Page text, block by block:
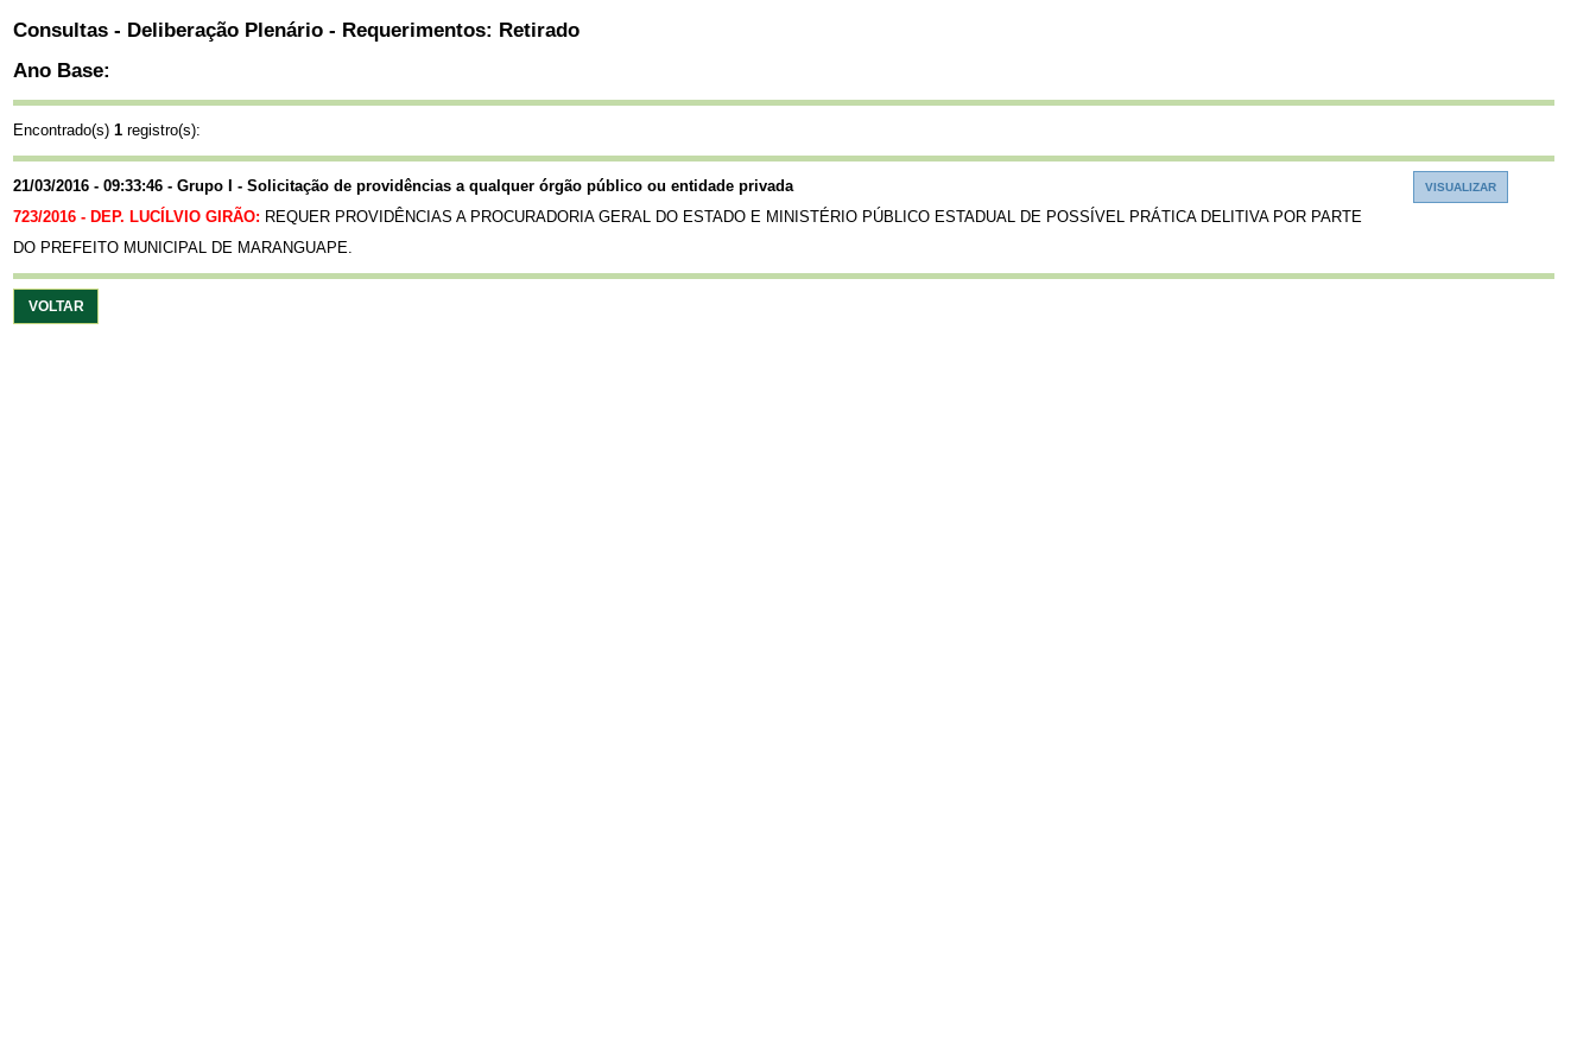
Consultas - Deliberação Plenário - Requerimentos: Retirado
Ano Base:
Encontrado(s) 1 registro(s):
21/03/2016 - 09:33:46 - Grupo I - Solicitação de providências a qualquer órgão público ou entidade privada
723/2016 - DEP. LUCÍLVIO GIRÃO: REQUER PROVIDÊNCIAS A PROCURADORIA GERAL DO ESTADO E MINISTÉRIO PÚBLICO ESTADUAL DE POSSÍVEL PRÁTICA DELITIVA POR PARTE
DO PREFEITO MUNICIPAL DE MARANGUAPE.